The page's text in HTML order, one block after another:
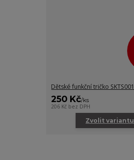
Dětské funkční tričko SKTS001
250 Kč/ks
206 Kč bez DPH
Zvolit variantu